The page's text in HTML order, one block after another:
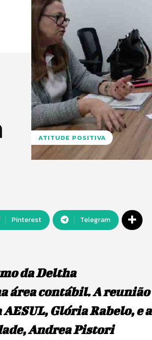
ATITUDE POSITIVA
Pinterest Telegram
da Deltha
área contábil. A reunião
Glória Rabelo, e a
Andrea Pistori